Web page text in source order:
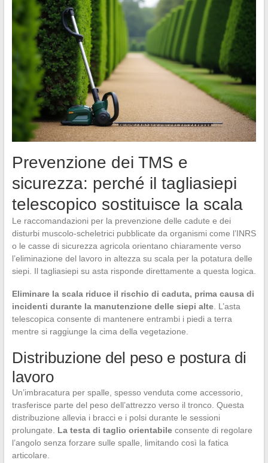
Prevenzione dei TMS e
sicurezza: perché il tagliasiepi
telescopico sostituisce la scala
Le raccomandazioni per la prevenzione delle cadute e dei
disturbi muscolo-scheletrici pubblicate da organismi come l’INRS
o le casse di sicurezza agricola orientano chiaramente verso
l’eliminazione del lavoro in altezza su scala per la potatura delle
siepi. Il tagliasiepi su asta risponde direttamente a questa logica.
Eliminare la scala riduce il rischio di caduta, prima causa di
incidenti durante la manutenzione delle siepi alte. L’asta
telescopica consente di mantenere entrambi i piedi a terra
mentre si raggiunge la cima della vegetazione.
Distribuzione del peso e postura di
lavoro
Un’imbracatura per spalle, spesso venduta come accessorio,
trasferisce parte del peso dell’attrezzo verso il tronco. Questa
distribuzione allevia i bracci e i polsi durante le sessioni
prolungate. La testa di taglio orientabileconsente di regolare
l’angolo senza forzare sulle spalle, limitando così la fatica
articolare.